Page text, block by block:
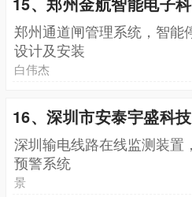
郑州通道闸管理系统，智能
设计及安装
白伟杰
16、深圳市安泰宇盛科
深圳输电线路在线监测装置
预警系统
景